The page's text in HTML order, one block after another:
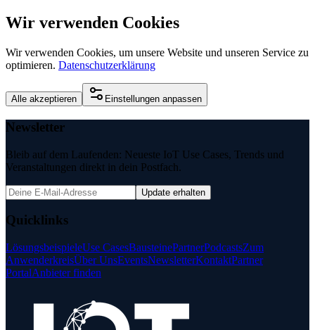
Wir verwenden Cookies
Wir verwenden Cookies, um unsere Website und unseren Service zu
optimieren. Datenschutzerklärung
Alle akzeptieren Einstellungen anpassen
Newsletter
Bleib auf dem Laufenden: Neueste IoT Use Cases, Trends und
Veranstaltungen direkt in dein Postfach.
Update erhalten
Quicklinks
LösungsbeispieleUse CasesBausteinePartnerPodcastsZum
AnwenderkreisÜber UnsEventsNewsletterKontaktPartner
PortalAnbieter finden